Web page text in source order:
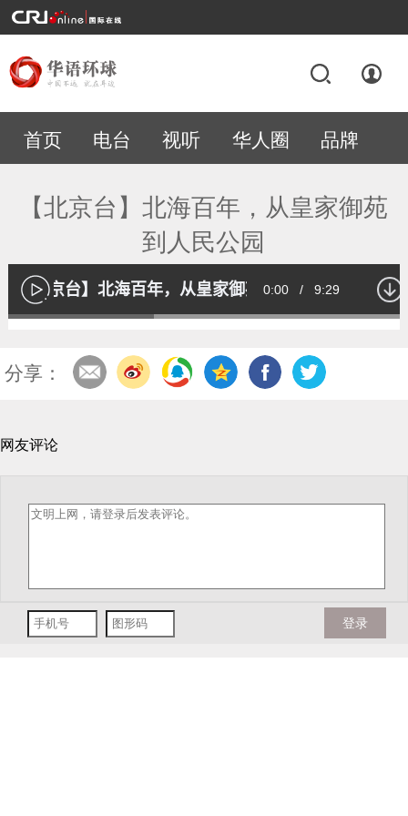
首页 电台 视听 华人圈 品牌
专题
【北京台】北海百年，从皇家御苑
到人民公园
播
放
【北京台】北海百年，从皇家御苑到人民公园
Current
0:00 / Duration
9:29
Loaded:
分享：
网友评论
登录